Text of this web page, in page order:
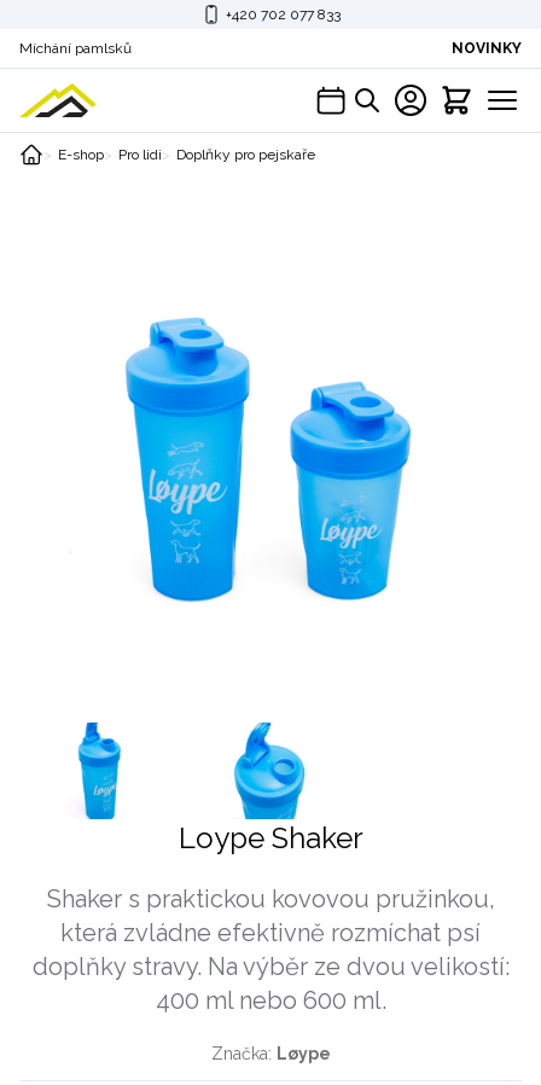
+420 702 077 833
Míchání pamlsků
NOVINKY
E-shop Pro lidi Doplňky pro pejskaře
Loype Shaker
Shaker s praktickou kovovou pružinkou,
která zvládne efektivně rozmíchat psí
doplňky stravy. Na výběr ze dvou velikostí:
400 ml nebo 600 ml.
Značka: Løype